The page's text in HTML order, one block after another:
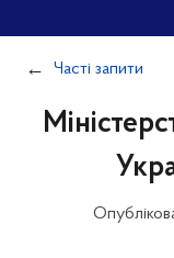
Часті запити